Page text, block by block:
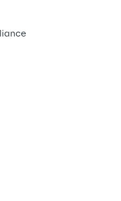
AWS Industrial
AWS Financial